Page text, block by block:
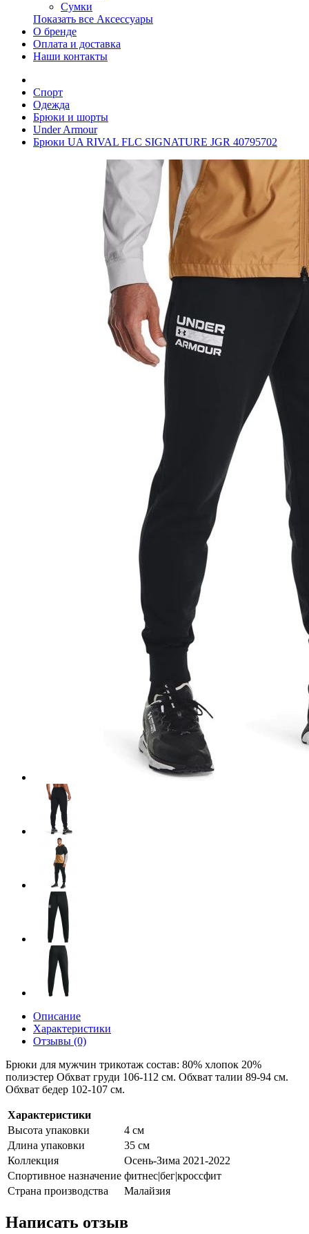
Сумки
Показать все Аксессуары
О бренде
Оплата и доставка
Наши контакты
Спорт
Одежда
Брюки и шорты
Under Armour
Брюки UA RIVAL FLC SIGNATURE JGR 40795702
Описание
Характеристики
Отзывы (0)
Брюки для мужчин трикотаж состав: 80% хлопок 20%
полиэстер Обхват груди 106-112 см. Обхват талии 89-94 см.
Обхват бедер 102-107 см.
Характеристики
Высота упаковки
4 см
Длина упаковки
35 см
Коллекция
Осень-Зима 2021-2022
Спортивное назначение фитнес|бег|кроссфит
Страна производства
Малайзия
Написать отзыв